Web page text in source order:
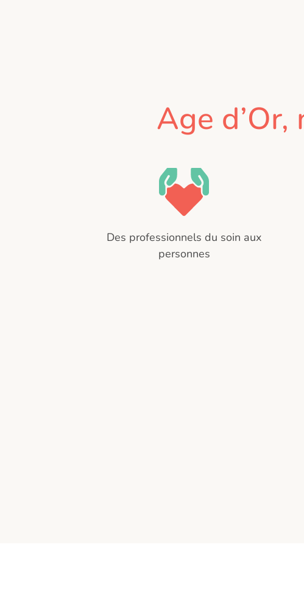
Age
Des professionnels du soin aux
personnes